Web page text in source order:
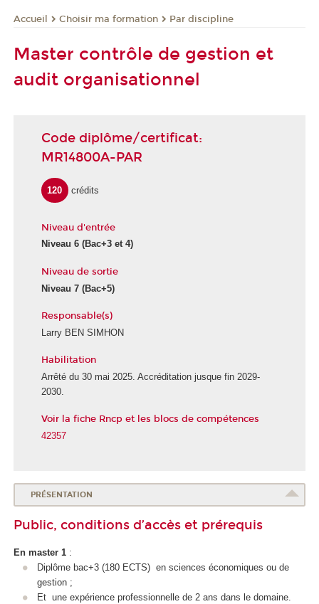
Accueil Choisir ma formation Par discipline
Master contrôle de gestion et
audit organisationnel
Code diplôme/certificat:
MR14800A-PAR
120 crédits
Niveau d'entrée
Niveau 6 (Bac+3 et 4)
Niveau de sortie
Niveau 7 (Bac+5)
Responsable(s)
Larry BEN SIMHON
Habilitation
Arrêté du 30 mai 2025. Accréditation jusque fin 2029-
2030.
Voir la fiche Rncp et les blocs de compétences
42357
PRÉSENTATION
Public, conditions d’accès et prérequis
En master 1 :
Diplôme bac+3 (180 ECTS) en sciences économiques ou de
gestion ;
Et une expérience professionnelle de 2 ans dans le domaine.